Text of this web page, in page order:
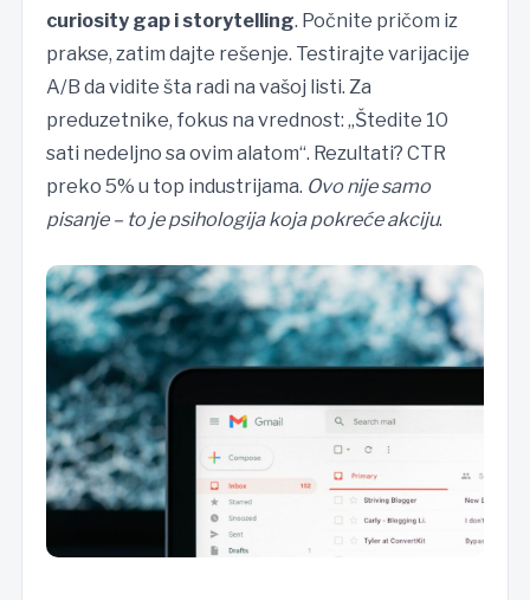
curiosity gap i storytelling. Počnite pričom iz
prakse, zatim dajte rešenje. Testirajte varijacije
A/B da vidite šta radi na vašoj listi. Za
preduzetnike, fokus na vrednost: „Štedite 10
sati nedeljno sa ovim alatom“. Rezultati? CTR
preko 5% u top industrijama. Ovo nije samo
pisanje – to je psihologija koja pokreće akciju.